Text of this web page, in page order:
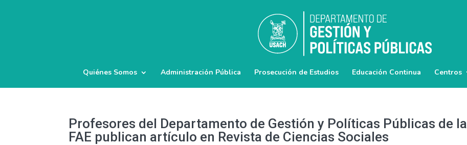
Quiénes Somos Administración Pública Prosecución de Estudios Educación Continua Centros
Profesores del Departamento de Gestión y Políticas Públicas de la
FAE publican artículo en Revista de Ciencias Sociales